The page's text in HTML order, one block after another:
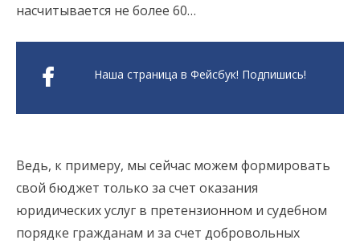
насчитывается не более 60…
Наша страница в Фейсбук! Подпишись!
Ведь, к примеру, мы сейчас можем формировать
свой бюджет только за счет оказания
юридических услуг в претензионном и судебном
порядке гражданам и за счет добровольных